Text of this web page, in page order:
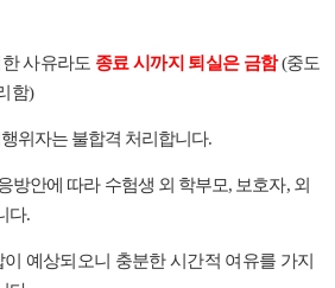
사유라도 종료 시까지 퇴실은 금함(중도
함)
위자는 불합격 처리합니다.
방안에 따라 수험생 외 학부모, 보호자, 외
다.
예상되오니 충분한 시간적 여유를 가지